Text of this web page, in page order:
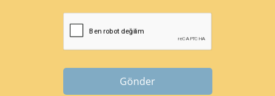
Gönder